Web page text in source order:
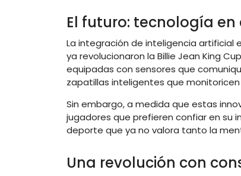
El futuro: tecnología
La integración de inteligencia artificial
ya revolucionaron la Billie Jean King
equipadas con sensores que
zapatillas inteligentes que
Sin embargo, a medida que estas
jugadores que prefieren confiar en su
deporte que ya no valora tanto la
Una revolución con